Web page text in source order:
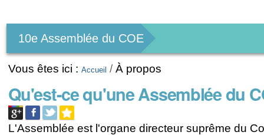
personnels
10e Assemblée du COE
Vous êtes ici : Accueil /À propos
Qu'est-ce qu'une Assemblée du
L'Assemblée est l'organe directeur suprême du